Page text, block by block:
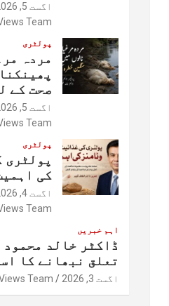
اگست 5, 2026
Team
پولٹری
مردہ
صحت کے
اگست 5, 2026
Team
پولٹری
پولٹری
کی
اگست 4, 2026
Team
اہم خبریں
ڈاکٹر خالد
تعلق نبھانے کا
اگست 3, 2026 Team